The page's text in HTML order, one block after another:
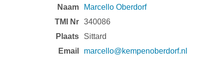
Marcello Oberdorf
340086
Sittard
marcello@kempenoberdorf.nl